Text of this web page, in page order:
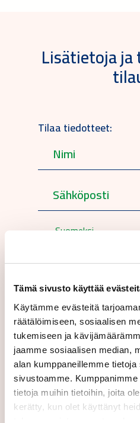
Tämä sivusto käyttää
Käytämme evästeitä
räätälöimiseen, sosiaalisen
tukemiseen ja
jaamme sosiaalisen median,
alan kumppaneillemme
sivustoamme.
tietoja muihin tietoihin, joita
kerätty, kun olet käyttänyt
Lisätietoja
Tilaa tiedotteet:
Suomeksi
käyttöehtomme.
Lähetä